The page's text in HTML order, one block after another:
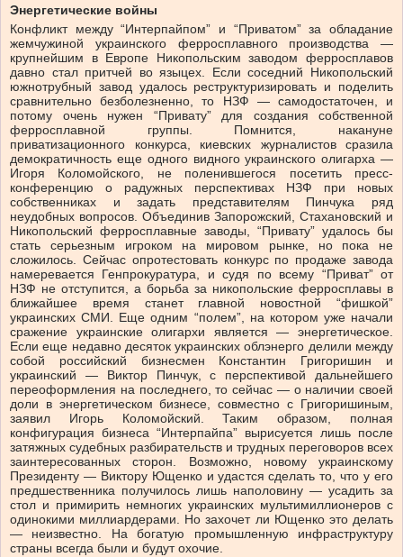
Энергетические войны
Конфликт между “Интерпайпом” и “Приватом” за обладание
жемчужиной украинского ферросплавного производства —
крупнейшим в Европе Никопольским заводом ферросплавов
давно стал притчей во языцех. Если соседний Никопольский
южнотрубный завод удалось реструктуризировать и поделить
сравнительно безболезненно, то НЗФ — самодостаточен, и
потому очень нужен “Привату” для создания собственной
ферросплавной группы. Помнится, накануне
приватизационного конкурса, киевских журналистов сразила
демократичность еще одного видного украинского олигарха —
Игоря Коломойского, не поленившегося посетить пресс-
конференцию о радужных перспективах НЗФ при новых
собственниках и задать представителям Пинчука ряд
неудобных вопросов. Объединив Запорожский, Стахановский и
Никопольский ферросплавные заводы, “Привату” удалось бы
стать серьезным игроком на мировом рынке, но пока не
сложилось. Сейчас опротестовать конкурс по продаже завода
намеревается Генпрокуратура, и судя по всему “Приват” от
НЗФ не отступится, а борьба за никопольские ферросплавы в
ближайшее время станет главной новостной “фишкой”
украинских СМИ. Еще одним “полем”, на котором уже начали
сражение украинские олигархи является — энергетическое.
Если еще недавно десяток украинских облэнерго делили между
собой российский бизнесмен Константин Григоришин и
украинский — Виктор Пинчук, с перспективой дальнейшего
переоформления на последнего, то сейчас — о наличии своей
доли в энергетическом бизнесе, совместно с Григоришиным,
заявил Игорь Коломойский. Таким образом, полная
конфигурация бизнеса “Интерпайпа” вырисуется лишь после
затяжных судебных разбирательств и трудных переговоров всех
заинтересованных сторон. Возможно, новому украинскому
Президенту — Виктору Ющенко и удастся сделать то, что у его
предшественника получилось лишь наполовину — усадить за
стол и примирить немногих украинских мультимиллионеров с
одинокими миллиардерами. Но захочет ли Ющенко это делать
— неизвестно. На богатую промышленную инфраструктуру
страны всегда были и будут охочие.